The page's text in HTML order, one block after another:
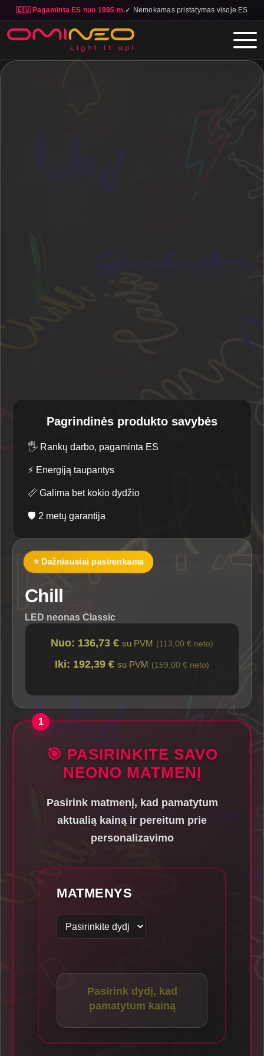
🇪🇺 Pagaminta ES nuo 1995 m.✓ Nemokamas pristatymas visoje ES
Skip to main content
Pagrindinės produkto savybės
🖐️ Rankų darbo, pagaminta ES
⚡ Energiją taupantys
📏 Galima bet kokio dydžio
🛡️ 2 metų garantija
⭐ Dažniausiai pasirenkama
Chill
LED neonas Classic
Nuo: 136,73 € su PVM (113,00 € neto)
Iki: 192,39 € su PVM (159,00 € neto)
🎯 PASIRINKITE SAVO
NEONO MATMENĮ
Pasirink matmenį, kad pamatytum
aktualią kainą ir pereitum prie
personalizavimo
MATMENYS
Pasirink dydį, kad
pamatytum kainą